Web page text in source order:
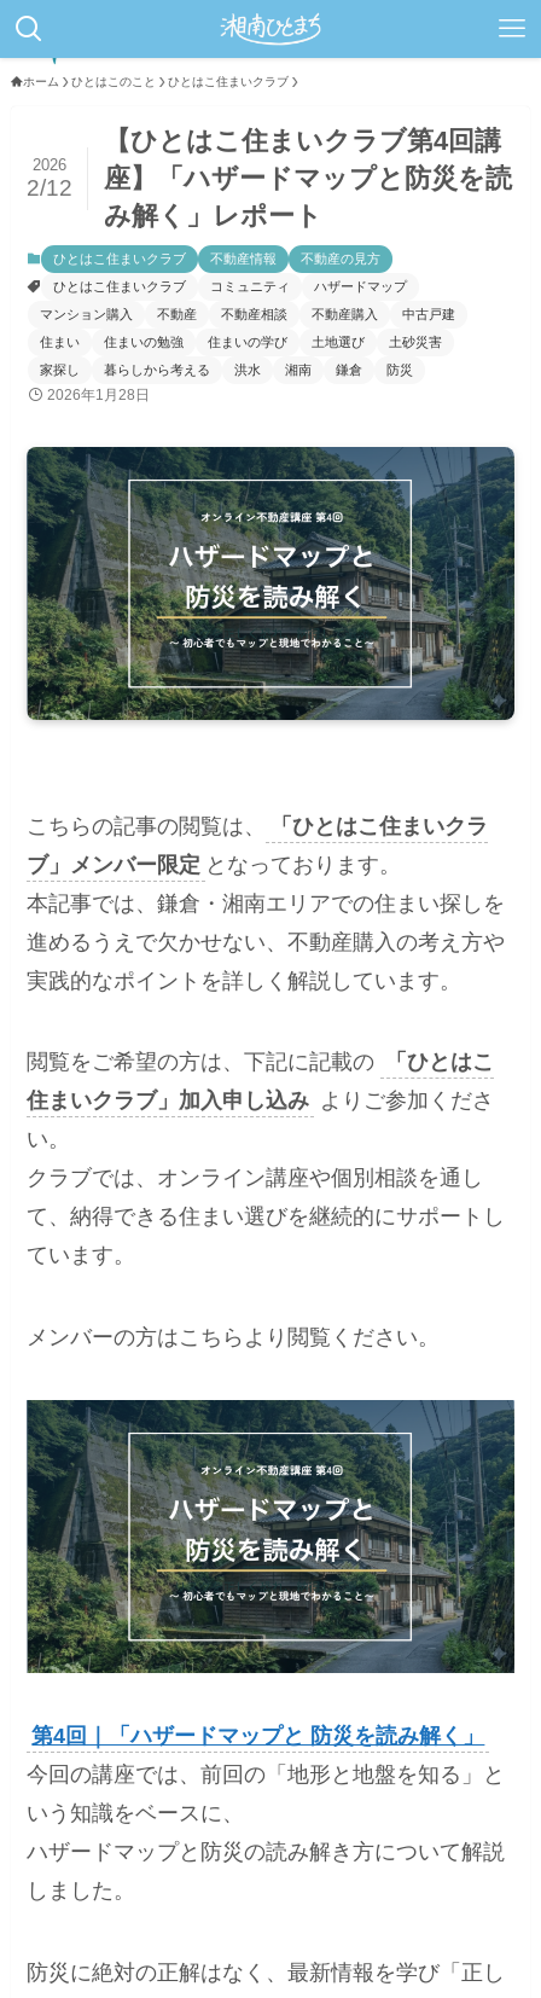
ホーム ひとはこのこと ひとはこ住まいクラブ
【ひとはこ住まいクラブ第4回講
座】「ハザードマップと防災を読
み解く」レポート
2026
2/12
ひとはこ住まいクラブ 不動産情報
不動産の見方
ひとはこ住まいクラブ
コミュニティ
ハザードマップ
マンション購入
不動産 不動産相談 不動産購入
中古戸建
住まい
住まいの勉強 住まいの学び 土地選び
土砂災害
家探し
暮らしから考える 洪水 湘南 鎌倉 防災
2026年1月28日
こちらの記事の閲覧は、
「ひとはこ住まいクラ
ブ」メンバー限定 となっております。
本記事では、鎌倉・湘南エリアでの住まい探しを
進めるうえで欠かせない、不動産購入の考え方や
実践的なポイントを詳しく解説しています。
閲覧をご希望の方は、下記に記載の
「ひとはこ
住まいクラブ」加入申し込み よりご参加くださ
い。
クラブでは、オンライン講座や個別相談を通し
て、納得できる住まい選びを継続的にサポートし
ています。
メンバーの方はこちらより閲覧ください。
第4回｜「ハザードマップと 防災を読み解く」
今回の講座では、前回の「地形と地盤を知る」と
いう知識をベースに、
ハザードマップと防災の読み解き方について解説
しました。
防災に絶対の正解はなく、最新情報を学び「正し